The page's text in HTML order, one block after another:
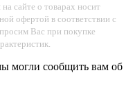
сайте о товарах носит
офертой в соответствии с
Вас при покупке
могли сообщить вам об